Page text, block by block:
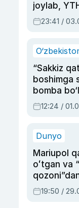
joylab,
ayolga sud
23:41 /
“Sakkiz
boshimga
bomba
Oripovni
12:24 /
Dunyo
Mariupol
oʻtgan va
qahramon
armiyasi
19:50 /